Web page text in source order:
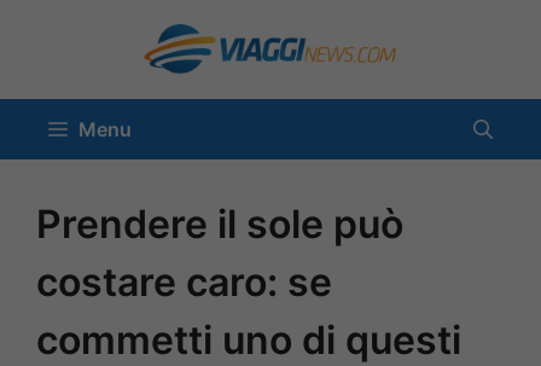
contenuto
Menu
Prendere il sole può
costare caro: se
commetti uno di questi